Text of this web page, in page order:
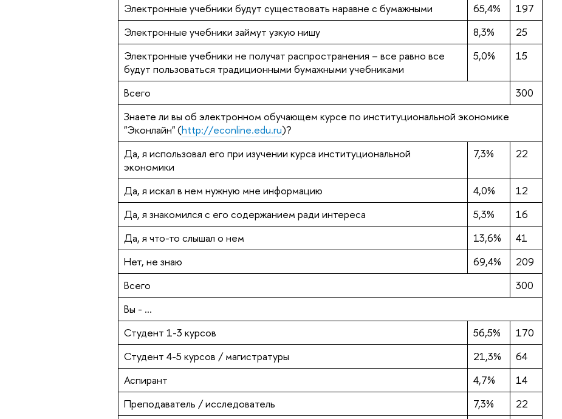
Электронные учебники будут существовать наравне с бумажными
65,4%
197
Электронные учебники займут узкую нишу
8,3%
25
Электронные учебники не получат распространения – все равно все
будут пользоваться традиционными бумажными учебниками
5,0% 15
Всего
300
Знаете ли вы об электронном обучающем курсе по институциональной экономике
"Эконлайн" (http://econline.edu.ru)?
Да, я использовал его при изучении курса институциональной
экономики
7,3% 22
Да, я искал в нем нужную мне информацию 4,0%
12
Да, я знакомился с его содержанием ради интереса
5,3%
16
Да, я что-то слышал о нем
13,6%
41
Нет, не знаю
69,4%
209
Всего
300
Вы - ...
Студент 1-3 курсов
56,5%
170
Студент 4-5 курсов / магистратуры
21,3%
64
Аспирант
4,7%
14
Преподаватель / исследователь
7,3%
22